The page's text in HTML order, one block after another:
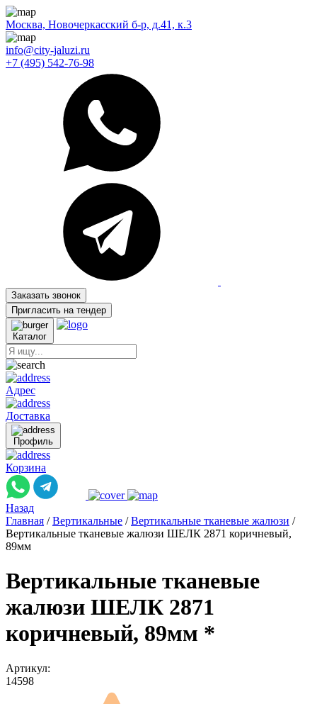
Москва, Новочеркасский б-р, д.41, к.3
info@city-jaluzi.ru
+7 (495) 542-76-98
Заказать звонок
Пригласить на тендер
Каталог
Адрес
Доставка
Профиль
Корзина
Назад
Главная / Вертикальные / Вертикальные тканевые жалюзи /
Вертикальные тканевые жалюзи ШЕЛК 2871 коричневый,
89мм
Вертикальные тканевые
жалюзи ШЕЛК 2871
коричневый, 89мм *
Артикул:
14598